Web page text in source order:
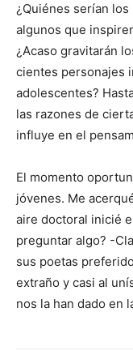
¿Quiénes serían
algunos que
¿Acaso gra­vitarán
cientes personajes
adolescentes?
las razones de
influye en el
El momento
jóve­nes. Me
aire doctoral inicié
preguntar algo? -
sus poetas
extra­ño y casi al
nos la han dado en